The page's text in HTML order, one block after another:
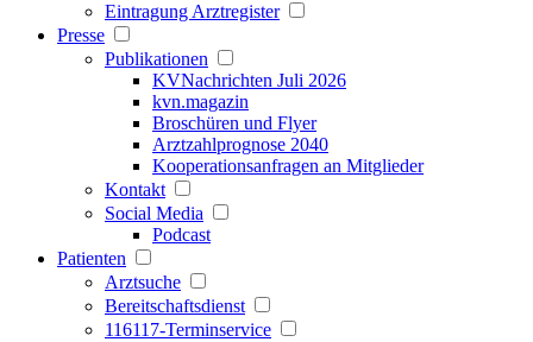
Eintragung Arztregister
Presse
Publikationen
KVNachrichten Juli 2026
kvn.magazin
Broschüren und Flyer
Arztzahlprognose 2040
Kooperationsanfragen an Mitglieder
Kontakt
Social Media
Podcast
Patienten
Arztsuche
Bereitschaftsdienst
116117-Terminservice